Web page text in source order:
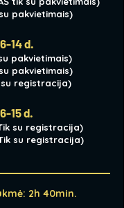
pakvietimais)
14 d.
pakvietimais)
pakvietimais)
su registracija)
15 d.
su registracija)
su registracija)
2h 40min.